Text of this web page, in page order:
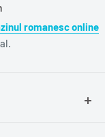
romanesc online